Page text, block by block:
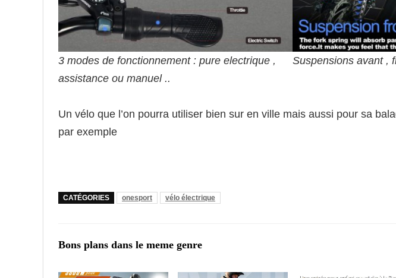
3 modes de fonctionnement : pure electrique ,
assistance ou manuel ..
Suspensions avant ,
Un vélo que l’on pourra utiliser bien sur en ville mais aussi pour sa
par exemple
CATÉGORIES onesport vélo électrique
Bons plans dans le meme genre